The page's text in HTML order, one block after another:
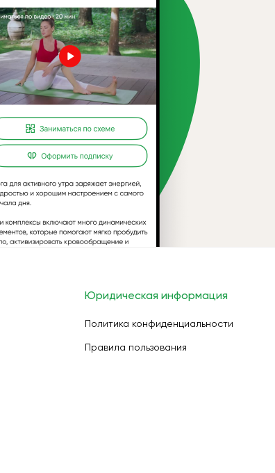
Юридическая информация
Политика конфиденциальности
Правила пользования